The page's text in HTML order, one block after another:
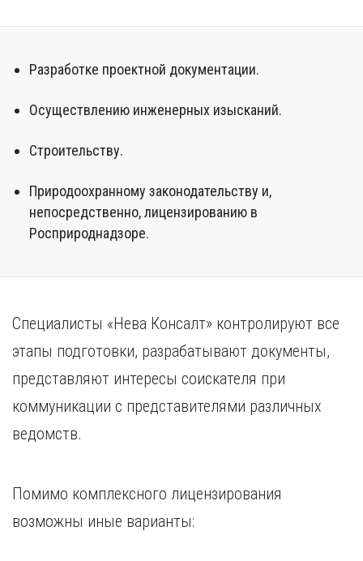
Разработке проектной документации.
Осуществлению инженерных изысканий.
Строительству.
Природоохранному законодательству и,
непосредственно, лицензированию в
Росприроднадзоре.
Специалисты «Нева Консалт» контролируют все
этапы подготовки, разрабатывают документы,
представляют интересы соискателя при
коммуникации с представителями различных
ведомств.
Помимо комплексного лицензирования
возможны иные варианты: